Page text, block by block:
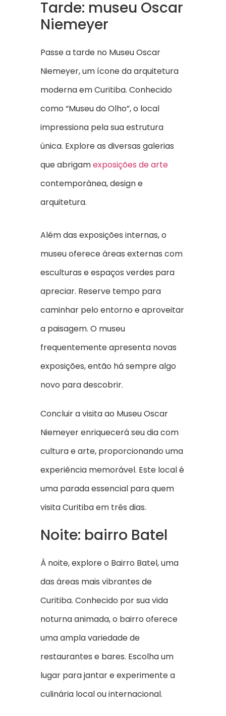
Tarde: museu Oscar
Niemeyer
Passe a tarde no Museu Oscar
Niemeyer, um ícone da arquitetura
moderna em Curitiba. Conhecido
como “Museu do Olho”, o local
impressiona pela sua estrutura
única. Explore as diversas galerias
que abrigamexposições de arte
contemporânea, design e
arquitetura.
Além das exposições internas, o
museu oferece áreas externas com
esculturas e espaços verdes para
apreciar. Reserve tempo para
caminhar pelo entorno e aproveitar
a paisagem. O museu
frequentemente apresenta novas
exposições, então há sempre algo
novo para descobrir.
Concluir a visita ao Museu Oscar
Niemeyer enriquecerá seu dia com
cultura e arte, proporcionando uma
experiência memorável. Este local é
uma parada essencial para quem
visita Curitiba em três dias.
Noite: bairro Batel
À noite, explore o Bairro Batel, uma
das áreas mais vibrantes de
Curitiba. Conhecido por sua vida
noturna animada, o bairro oferece
uma ampla variedade de
restaurantes e bares. Escolha um
lugar para jantar e experimente a
culinária local ou internacional.